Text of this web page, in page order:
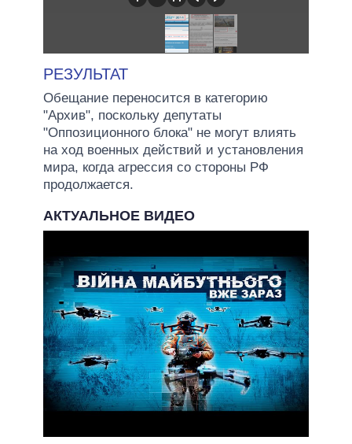
РЕЗУЛЬТАТ
Обещание переносится в категорию
"Архив", поскольку депутаты
"Оппозиционного блока" не могут влиять
на ход военных действий и установления
мира, когда агрессия со стороны РФ
продолжается.
АКТУАЛЬНОЕ ВИДЕО